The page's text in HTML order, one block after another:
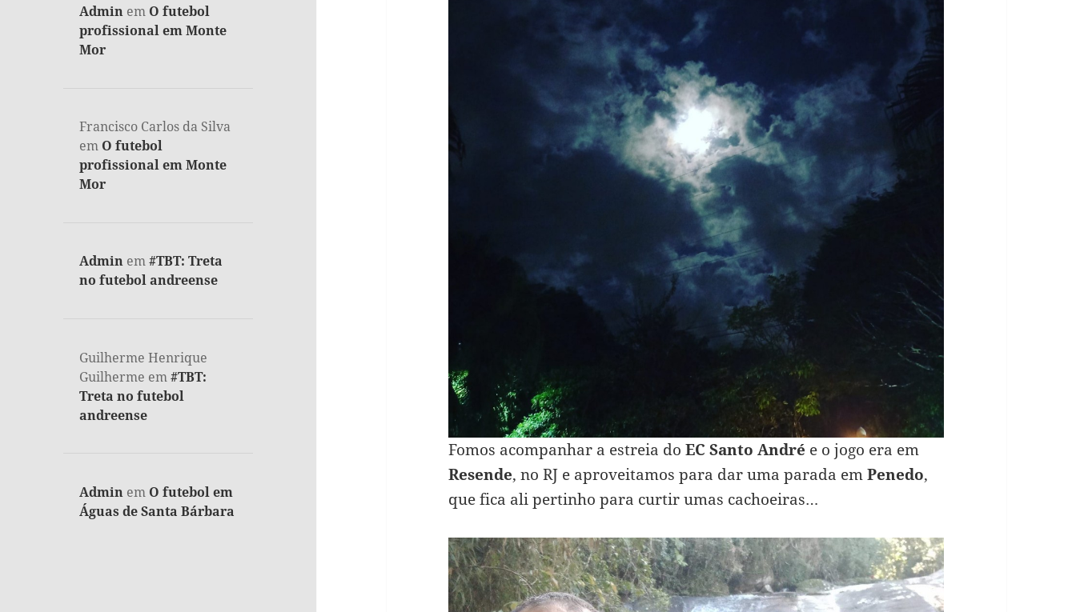
Admin em O futebol
profissional em Monte
Mor
Francisco Carlos da Silva
em O futebol
profissional em Monte
Mor
Admin em#TBT: Treta
no futebol andreense
Guilherme Henrique
Guilherme em#TBT:
Treta no futebol
andreense
Admin em O futebol em
Águas de Santa Bárbara
Fomos acompanhar a estreia doEC Santo André e o jogo era em
Resende, no RJ e aproveitamos para dar uma parada emPenedo,
que fica ali pertinho para curtir umas cachoeiras…